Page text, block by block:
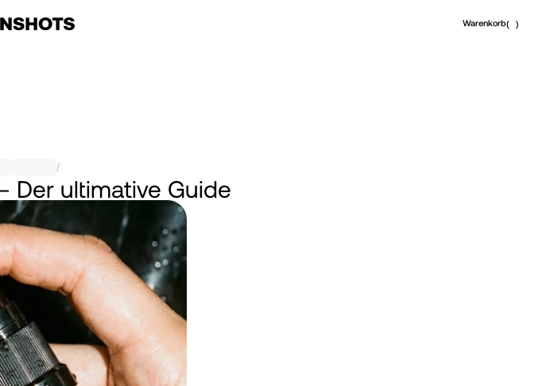
Warenkorb( )
/08.09.2024
Der ultimative Guide